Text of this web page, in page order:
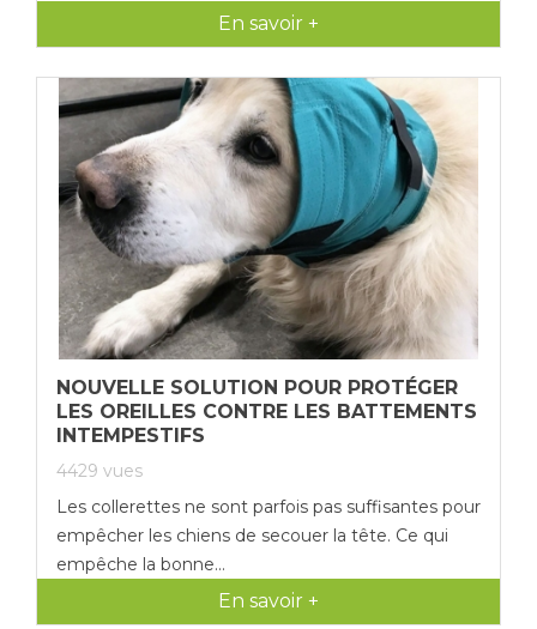
En savoir +
NOUVELLE SOLUTION POUR PROTÉGER
LES OREILLES CONTRE LES BATTEMENTS
INTEMPESTIFS
4429 vues
Les collerettes ne sont parfois pas suffisantes pour
empêcher les chiens de secouer la tête. Ce qui
empêche la bonne...
En savoir +